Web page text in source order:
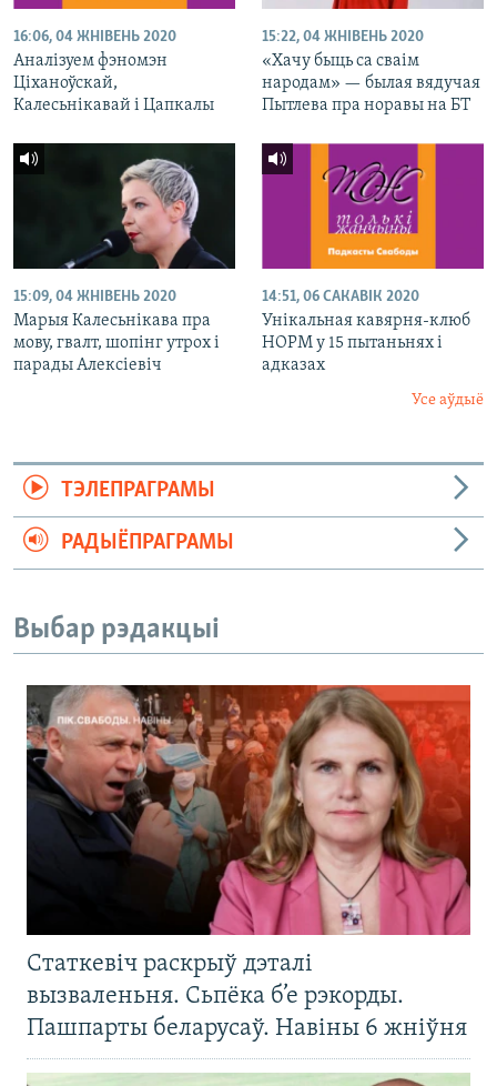
16:06, 04 ЖНІВЕНЬ 2020
Аналізуем фэномэн
Ціханоўскай,
Калесьнікавай і Цапкалы
15:22, 04 ЖНІВЕНЬ 2020
«Хачу быць са сваім
народам» — былая вядучая
Пытлева пра норавы на БТ
15:09, 04 ЖНІВЕНЬ 2020
Марыя Калесьнікава пра
мову, гвалт, шопінг утрох і
парады Алексіевіч
14:51, 06 САКАВІК 2020
Унікальная кавярня-клюб
НОРМ у 15 пытаньнях і
адказах
Усе аўдыё
ТЭЛЕПРАГРАМЫ
РАДЫЁПРАГРАМЫ
Выбар рэдакцыі
Статкевіч раскрыў дэталі
вызваленьня. Сьпёка б’е рэкорды.
Пашпарты беларусаў. Навіны 6 жніўня